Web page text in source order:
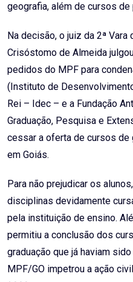
geografia, além de cursos de
Na decisão, o juiz da 2ª
Crisóstomo de Almeida
pedidos do MPF para
(Instituto de
Rei – Idec – e a Fundação
Graduação, Pesquisa e
cessar a oferta de cursos de
em Goiás.
Para não prejudicar os
disciplinas devidamente
pela instituição de ensino.
permitiu a conclusão dos
graduação que já haviam
MPF/GO impetrou a ação